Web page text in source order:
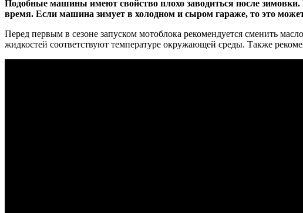
Подобные машины имеют свойство плохо заводиться после
время. Если машина зимует в холодном и сыром гараже, то это
Перед первым в сезоне запуском мотоблока рекомендуется сменить
жидкостей соответствуют температуре окружающей среды. Также